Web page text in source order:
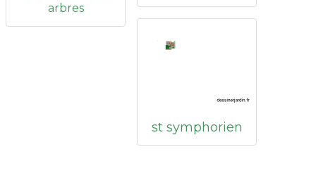
arbres
st symphorien